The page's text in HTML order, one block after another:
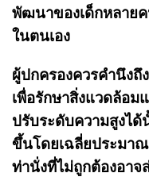
พัฒนาของเด็กหลาย
ในตนเอง
ผู้ปกครองควรคำนึงถึ
เพื่อรักษาสิ่งแวดล้อม
ปรับระดับความสูงได้
ขึ้นโดยเฉลี่ยประมา
ท่านั่งที่ไม่ถูกต้องอาจ